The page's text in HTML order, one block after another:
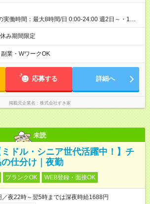
実働時間：最大8時間/日 0:00-24:00 週2日～・1日
フト例＞ 〇朝帯 5:00-9:00 〇昼帯 9:00-14:00 〇午
〇夜帯 18:00-22:00 〇深夜帯 22:00-翌5:00 基
み期間限定
副業・WワークOK
応募する 詳細へ
掲載元企業名 株式会社すき家
未読
ミドル・シニア世代活躍中！】チ
仕分け｜夜勤
ブランクOK WEB登録・面接OK
夜22時～翌5時までは深夜時給1688円